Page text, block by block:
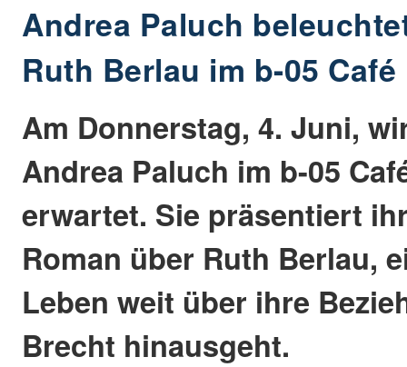
Andrea Paluch
Ruth Berlau im b-05 Café
Am Donnerstag, 4. Juni,
Andrea Paluch im b-05
erwartet. Sie präsentiert
Roman über Ruth Berlau,
Leben weit über ihre
Brecht hinausgeht.